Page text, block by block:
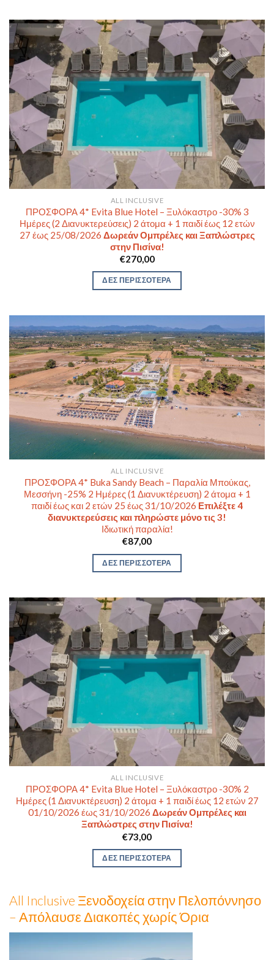
ALL INCLUSIVE
ΠΡΟΣΦΟΡΑ 4* Evita Blue Hotel – Ξυλόκαστρο -30% 3
Ημέρες (2 Διανυκτερεύσεις) 2 άτομα + 1 παιδί έως 12 ετών
27 έως 25/08/2026 Δωρεάν Ομπρέλες και Ξαπλώστρες
στην Πισίνα!
€270,00
ΔΕΣ ΠΕΡΙΣΣΟΤΕΡΑ
ALL INCLUSIVE
ΠΡΟΣΦΟΡΑ 4* Buka Sandy Beach – Παραλία Μπούκας,
Μεσσήνη -25% 2 Ημέρες (1 Διανυκτέρευση) 2 άτομα + 1
παιδί έως και 2 ετών 25 έως 31/10/2026 Επιλέξτε 4
διανυκτερεύσεις και πληρώστε μόνο τις 3!
Ιδιωτική παραλία!
€87,00
ΔΕΣ ΠΕΡΙΣΣΟΤΕΡΑ
ALL INCLUSIVE
ΠΡΟΣΦΟΡΑ 4* Evita Blue Hotel – Ξυλόκαστρο -30% 2
Ημέρες (1 Διανυκτέρευση) 2 άτομα + 1 παιδί έως 12 ετών 27
01/10/2026 έως 31/10/2026 Δωρεάν Ομπρέλες και
Ξαπλώστρες στην Πισίνα!
€73,00
ΔΕΣ ΠΕΡΙΣΣΟΤΕΡΑ
All Inclusive Ξενοδοχεία στην Πελοπόννησο
– Απόλαυσε Διακοπές χωρίς Όρια